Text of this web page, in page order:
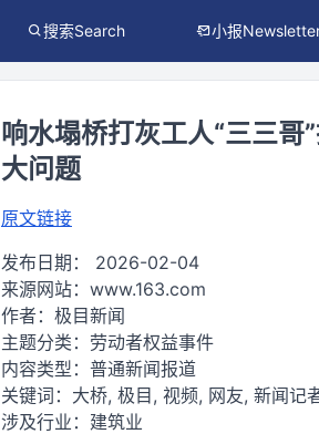
搜索Search 小报
响水塌桥打灰工人“三三
大问题
原文链接
发布日期： 2026-02-04
来源网站： www.163.com
作者： 极目新闻
主题分类： 劳动者权益事件
内容类型： 普通新闻报道
关键词： 大桥, 极目, 视频, 网友, 新闻记
涉及行业： 建筑业